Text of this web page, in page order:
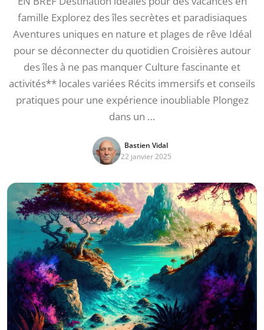
famille Explorez des îles secrètes et paradisiaques
Aventures uniques en nature et plages de rêve Idéal
pour se déconnecter du quotidien Croisières autour
des îles à ne pas manquer Culture fascinante et
activités** locales variées Récits immersifs et conseils
pratiques pour une expérience inoubliable Plongez
dans un …
Bastien Vidal
22 janvier 2025